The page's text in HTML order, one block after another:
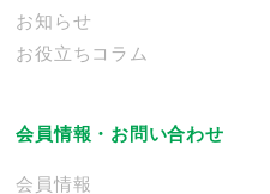
お知らせ
お役立ちコラム
会員情報・お問い合わせ
会員情報